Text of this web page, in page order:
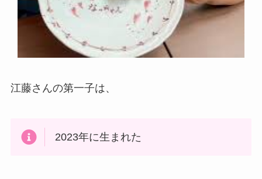
江藤さんの第一子は、
2023年に生まれた